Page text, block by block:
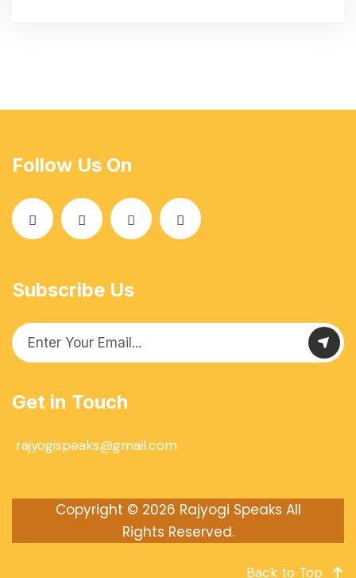
Follow Us On
Subscribe Us
Get in Touch
rajyogispeaks@gmail.com
Copyright © 2026 Rajyogi Speaks All
Rights Reserved.
Back to Top